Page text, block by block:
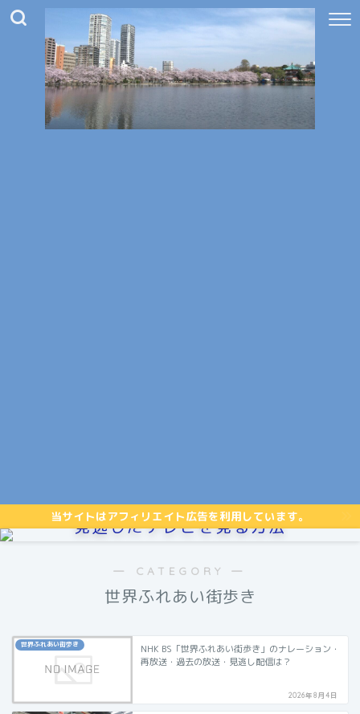
当サイトはアフィリエイト広告を利用しています。
見逃したテレビを見る方法
― CATEGORY ―
世界ふれあい街歩き
世界ふれあい街歩き
NHK BS「世界ふれあい街歩き」のナレーション・
再放送・過去の放送・見逃し配信は？
2026年8月4日